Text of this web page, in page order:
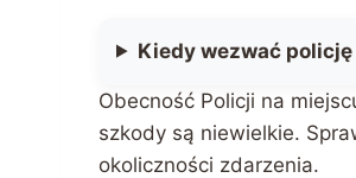
Kiedy wezwać
Obecność Policji na
szkody są niewielkie.
okoliczności zdarzenia.